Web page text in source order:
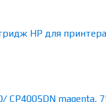
HP для